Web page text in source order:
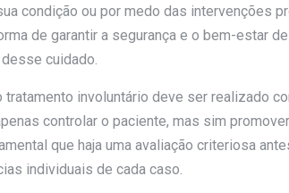
condição ou por medo das intervenções
de garantir a segurança e o bem-estar
cuidado.
tratamento involuntário deve ser realizado
controlar o paciente, mas sim
que haja uma avaliação criteriosa
individuais de cada caso.